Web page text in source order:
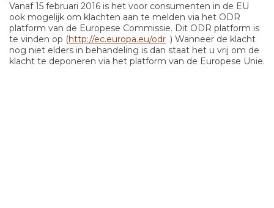
Vanaf 15 februari 2016 is het voor consumenten in de EU
ook mogelijk om klachten aan te melden via het ODR
platform van de Europese Commissie. Dit ODR platform is
te vinden op (http://ec.europa.eu/odr .) Wanneer de klacht
nog niet elders in behandeling is dan staat het u vrij om de
klacht te deponeren via het platform van de Europese Unie.